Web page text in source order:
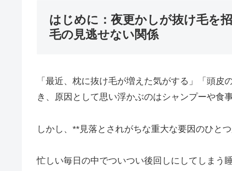
はじめに：夜更かしが抜け毛を
毛の見逃せない関係
「最近、枕に抜け毛が増えた気がする」「頭
き、原因として思い浮かぶのはシャンプーや食
しかし、**見落とされがちな重大な要因のひと
忙しい毎日の中でついつい後回しにしてしまう